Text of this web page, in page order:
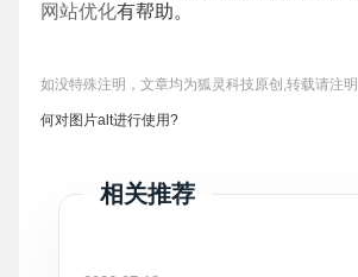
网站优化有帮助。
如没特殊注明，文章均为狐灵科技原创,转载请注明
何对图片alt进行使用?
相关推荐